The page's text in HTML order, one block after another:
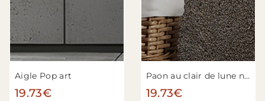
Aigle Pop art
19.73€
Paon au clair de lune n°3
19.73€